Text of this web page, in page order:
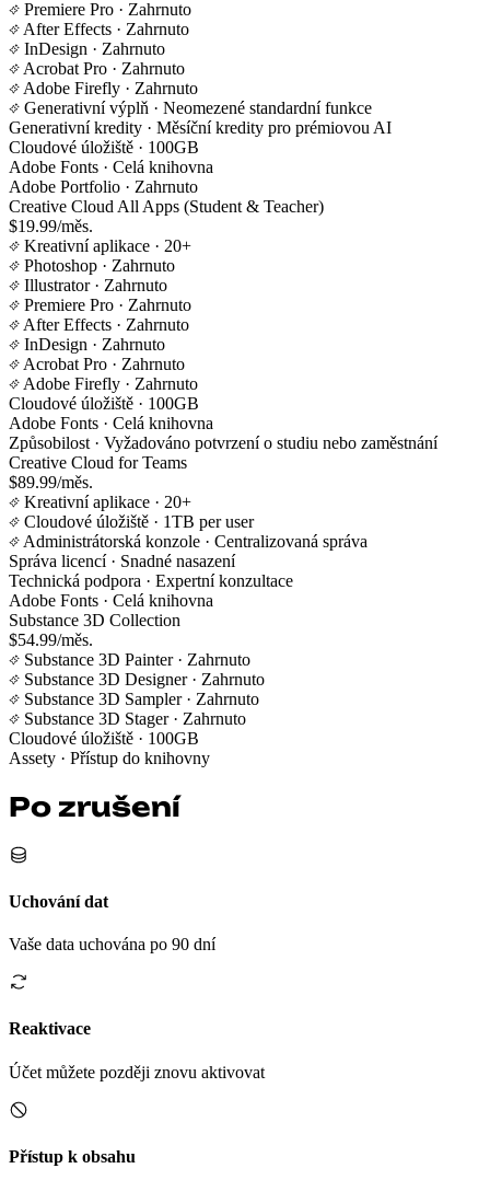
Premiere Pro · Zahrnuto
After Effects · Zahrnuto
InDesign · Zahrnuto
Acrobat Pro · Zahrnuto
Adobe Firefly · Zahrnuto
Generativní výplň · Neomezené standardní funkce
Generativní kredity · Měsíční kredity pro prémiovou AI
Cloudové úložiště · 100GB
Adobe Fonts · Celá knihovna
Adobe Portfolio · Zahrnuto
Creative Cloud All Apps (Student & Teacher)
$19.99/měs.
Kreativní aplikace · 20+
Photoshop · Zahrnuto
Illustrator · Zahrnuto
Premiere Pro · Zahrnuto
After Effects · Zahrnuto
InDesign · Zahrnuto
Acrobat Pro · Zahrnuto
Adobe Firefly · Zahrnuto
Cloudové úložiště · 100GB
Adobe Fonts · Celá knihovna
Způsobilost · Vyžadováno potvrzení o studiu nebo zaměstnání
Creative Cloud for Teams
$89.99/měs.
Kreativní aplikace · 20+
Cloudové úložiště · 1TB per user
Administrátorská konzole · Centralizovaná správa
Správa licencí · Snadné nasazení
Technická podpora · Expertní konzultace
Adobe Fonts · Celá knihovna
Substance 3D Collection
$54.99/měs.
Substance 3D Painter · Zahrnuto
Substance 3D Designer · Zahrnuto
Substance 3D Sampler · Zahrnuto
Substance 3D Stager · Zahrnuto
Cloudové úložiště · 100GB
Assety · Přístup do knihovny
Po zrušení
Uchování dat
Vaše data uchována po 90 dní
Reaktivace
Účet můžete později znovu aktivovat
Přístup k obsahu